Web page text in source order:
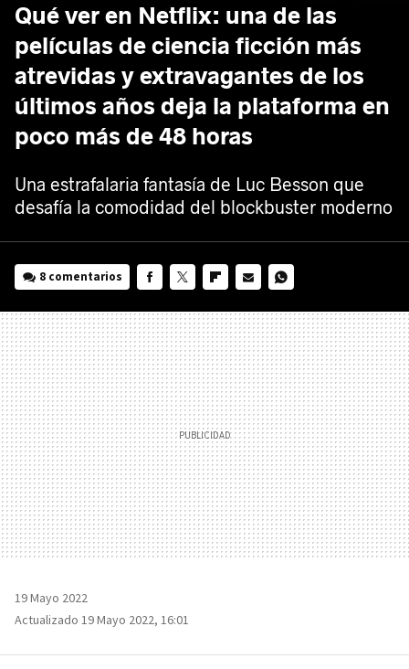
Qué ver en Netflix: una de las
películas de ciencia ficción más
atrevidas y extravagantes de los
últimos años deja la plataforma en
poco más de 48 horas
Una estrafalaria fantasía de Luc Besson que
desafía la comodidad del blockbuster moderno
8 comentarios
MAIL
19 Mayo 2022
Actualizado 19 Mayo 2022, 16:01